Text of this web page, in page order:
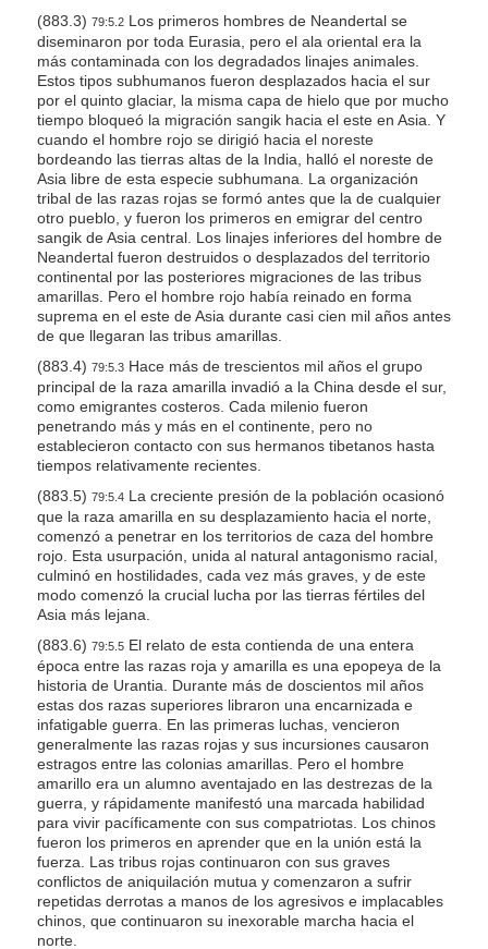
(883.3) 79:5.2Los primeros hombres de Neandertal se
diseminaron por toda Eurasia, pero el ala oriental era la
más contaminada con los degradados linajes animales.
Estos tipos subhumanos fueron desplazados hacia el sur
por el quinto glaciar, la misma capa de hielo que por mucho
tiempo bloqueó la migración sangik hacia el este en Asia. Y
cuando el hombre rojo se dirigió hacia el noreste
bordeando las tierras altas de la India, halló el noreste de
Asia libre de esta especie subhumana. La organización
tribal de las razas rojas se formó antes que la de cualquier
otro pueblo, y fueron los primeros en emigrar del centro
sangik de Asia central. Los linajes inferiores del hombre de
Neandertal fueron destruidos o desplazados del territorio
continental por las posteriores migraciones de las tribus
amarillas. Pero el hombre rojo había reinado en forma
suprema en el este de Asia durante casi cien mil años antes
de que llegaran las tribus amarillas.
(883.4) 79:5.3Hace más de trescientos mil años el grupo
principal de la raza amarilla invadió a la China desde el sur,
como emigrantes costeros. Cada milenio fueron
penetrando más y más en el continente, pero no
establecieron contacto con sus hermanos tibetanos hasta
tiempos relativamente recientes.
(883.5) 79:5.4La creciente presión de la población ocasionó
que la raza amarilla en su desplazamiento hacia el norte,
comenzó a penetrar en los territorios de caza del hombre
rojo. Esta usurpación, unida al natural antagonismo racial,
culminó en hostilidades, cada vez más graves, y de este
modo comenzó la crucial lucha por las tierras fértiles del
Asia más lejana.
(883.6) 79:5.5El relato de esta contienda de una entera
época entre las razas roja y amarilla es una epopeya de la
historia de Urantia. Durante más de doscientos mil años
estas dos razas superiores libraron una encarnizada e
infatigable guerra. En las primeras luchas, vencieron
generalmente las razas rojas y sus incursiones causaron
estragos entre las colonias amarillas. Pero el hombre
amarillo era un alumno aventajado en las destrezas de la
guerra, y rápidamente manifestó una marcada habilidad
para vivir pacíficamente con sus compatriotas. Los chinos
fueron los primeros en aprender que en la unión está la
fuerza. Las tribus rojas continuaron con sus graves
conflictos de aniquilación mutua y comenzaron a sufrir
repetidas derrotas a manos de los agresivos e implacables
chinos, que continuaron su inexorable marcha hacia el
norte.